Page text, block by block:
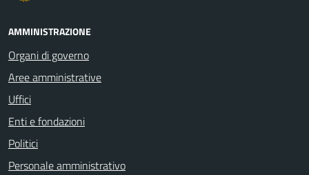
AMMINISTRAZIONE
Organi di governo
Aree amministrative
Uffici
Enti e fondazioni
Politici
Personale amministrativo